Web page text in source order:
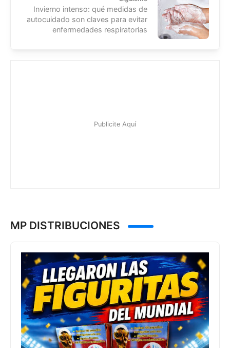
Invierno intenso: qué medidas de
autocuidado son claves para evitar
enfermedades respiratorias
MP DISTRIBUCIONES